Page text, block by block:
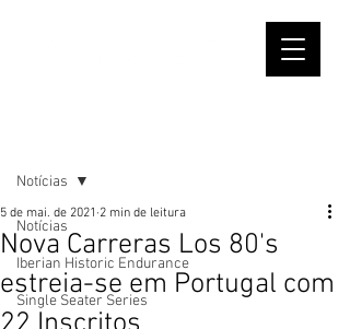
Notícias
Iberian Historic Endurance
Single Seater Series
Notícias
Nova Carreras Los 80's
estreia-se em Portugal com
5 de mai. de 2021 2 min de leitura